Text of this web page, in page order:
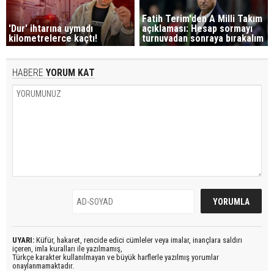
'Dur' ihtarına uymadı
kilometrelerce kaçtı!
Fatih Terim'den A Milli Takım
açıklaması: Hesap sormayı
turnuvadan sonraya bırakalım
HABERE YORUM KAT
UYARI: Küfür, hakaret, rencide edici cümleler veya imalar, inançlara saldırı
içeren, imla kuralları ile yazılmamış,
Türkçe karakter kullanılmayan ve büyük harflerle yazılmış yorumlar
onaylanmamaktadır.